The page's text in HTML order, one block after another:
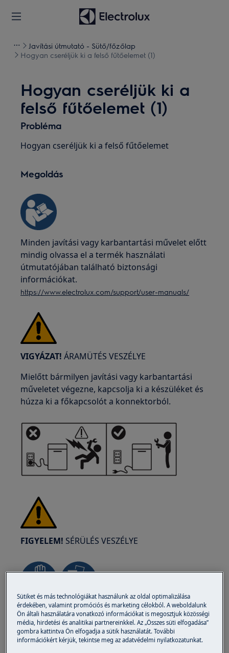
Javítási útmutató - Sütő/főzőlap
Hogyan cseréljük ki a felső fűtőelemet (1)
Hogyan cseréljük ki a
felső fűtőelemet (1)
Probléma
Hogyan cseréljük ki a felső fűtőelemet
Megoldás
Minden javítási vagy karbantartási művelet előtt
mindig olvassa el a termék használati
útmutatójában található biztonsági
információkat.
https://www.electrolux.com/support/user-manuals/
VIGYÁZAT! ÁRAMÜTÉS VESZÉLYE
Mielőtt bármilyen javítási vagy karbantartási
műveletet végezne, kapcsolja ki a készüléket és
húzza ki a főkapcsolót a konnektorból.
FIGYELEM! SÉRÜLÉS VESZÉLYE
Mindig legyen óvatos a készülékek
mozgatásakor. A nehezebb készülékeket a
legbiztonságosabb, ha két személy mozgatja.
Mindig használjon védőkesztyűt és védőlábbelit.
Sütiket és más technológiákat használunk az oldal optimalizálása
érdekében, valamint promóciós és marketing célokból. A weboldalunk
Ön általi használatára vonatkozó információkat is megosztjuk közösségi
média, hirdetési és analitikai partnereinkkel. Az „Összes süti elfogadása”
gombra kattintva Ön elfogadja a sütik használatát. További
információkért kérjük, tekintse meg az adatvédelmi nyilatkozatunkat.